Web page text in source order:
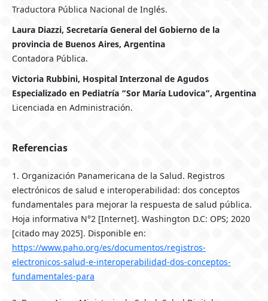
Traductora Pública Nacional de Inglés.
Laura Diazzi, Secretaría General del Gobierno de la
provincia de Buenos Aires, Argentina
Contadora Pública.
Victoria Rubbini, Hospital Interzonal de Agudos
Especializado en Pediatría “Sor María Ludovica”, Argentina
Licenciada en Administración.
Referencias
1. Organización Panamericana de la Salud. Registros
electrónicos de salud e interoperabilidad: dos conceptos
fundamentales para mejorar la respuesta de salud pública.
Hoja informativa N°2 [Internet]. Washington D.C: OPS; 2020
[citado may 2025]. Disponible en:
https://www.paho.org/es/documentos/registros-
electronicos-salud-e-interoperabilidad-dos-conceptos-
fundamentales-para